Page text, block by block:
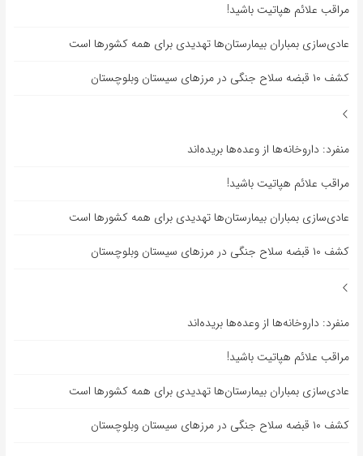
مراقب علائم هپاتیت باشید!
عادی‌سازی بمباران بیمارستان‌ها تهدیدی برای همه کشورها است
کشف ۱۰ قبضه سلاح جنگی در مرزهای سیستان وبلوچستان
منفرد: داروخانه‌ها از وعده‌ها بریده‌اند
مراقب علائم هپاتیت باشید!
عادی‌سازی بمباران بیمارستان‌ها تهدیدی برای همه کشورها است
کشف ۱۰ قبضه سلاح جنگی در مرزهای سیستان وبلوچستان
منفرد: داروخانه‌ها از وعده‌ها بریده‌اند
مراقب علائم هپاتیت باشید!
عادی‌سازی بمباران بیمارستان‌ها تهدیدی برای همه کشورها است
کشف ۱۰ قبضه سلاح جنگی در مرزهای سیستان وبلوچستان